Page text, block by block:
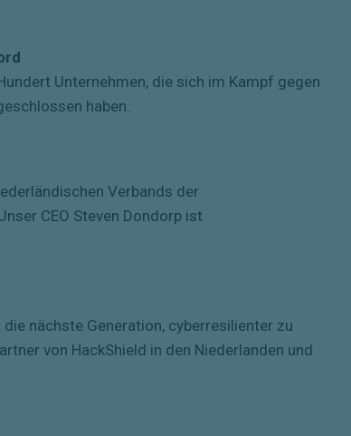
Unternehmen, die sich im Kampf gegen
haben.
Verbands der
CEO Steven Dondorp ist
nächste Generation, cyberresilienter zu
von HackShield in den Niederlanden und